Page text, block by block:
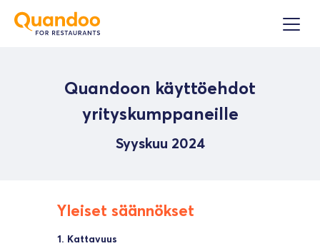
Quandoon käyttöehdot
yrityskumppaneille
Syyskuu 2024
Yleiset säännökset
1. Kattavuus